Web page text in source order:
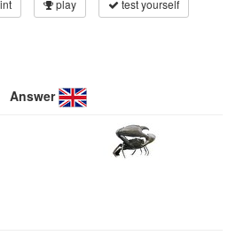
play test yourself
Answer